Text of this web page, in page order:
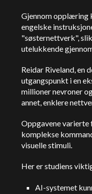
Gjennom opplæring
engelske
"søsternettverk",
utelukkende
Reidar Riveland,
utgangspunkt i en
millioner nevroner
annet, enklere
Oppgavene varierte
komplekse
visuelle stimuli.
Her er studiens
AI-systemet